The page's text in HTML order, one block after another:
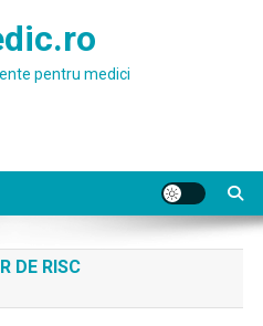
pentru medici
DE RISC